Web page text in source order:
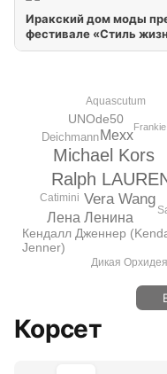
Иракский дом моды
фестивале «Стиль
Ralph
Michael Kors
Vera Wang
Mexx
Лена Ленина
Кендалл Дженнер
Jenner)
UNOde50
Deichmann
Catimini
Дикая Орхидея
Aquascutum
Корсет